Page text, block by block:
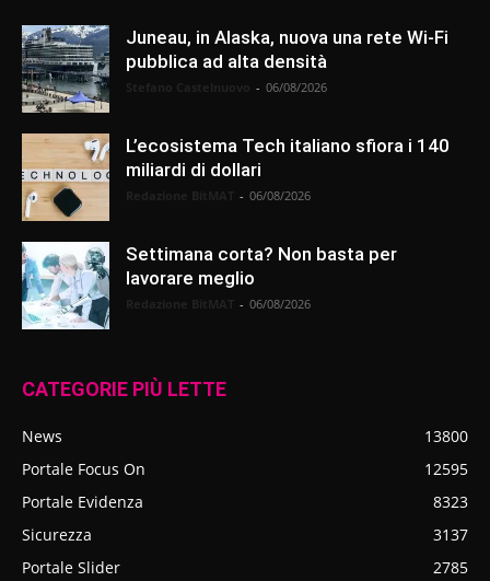
Juneau, in Alaska, nuova una rete Wi-Fi
pubblica ad alta densità
- 06/08/2026
L’ecosistema Tech italiano sfiora i 140
miliardi di dollari
- 06/08/2026
Settimana corta? Non basta per
lavorare meglio
- 06/08/2026
CATEGORIE PIÙ LETTE
News
13800
Portale Focus On
12595
Portale Evidenza
8323
Sicurezza
3137
Portale Slider
2785